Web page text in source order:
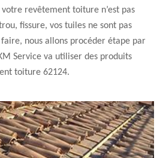
revêtement toiture n’est pas
fissure, vos tuiles ne sont pas
nous allons procéder étape par
Service va utiliser des produits
toiture 62124.